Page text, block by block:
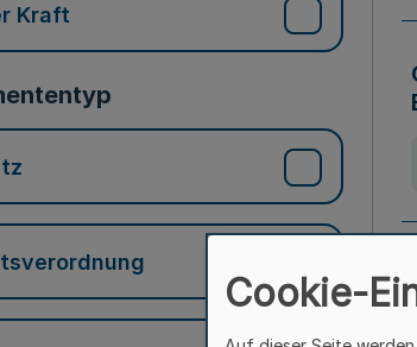
Kraft
Cookie-